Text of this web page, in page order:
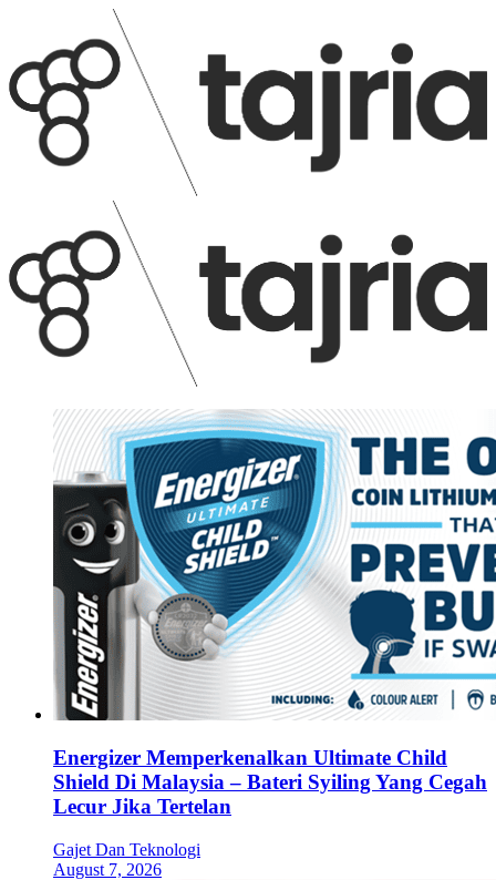
Energizer Memperkenalkan Ultimate Child
Shield Di Malaysia – Bateri Syiling Yang Cegah
Lecur Jika Tertelan
Gajet Dan Teknologi
August 7, 2026